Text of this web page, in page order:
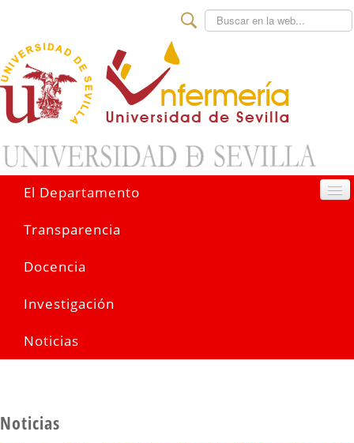
Buscar
El Departamento
Transparencia
Docencia
Investigación
Noticias
Noticias